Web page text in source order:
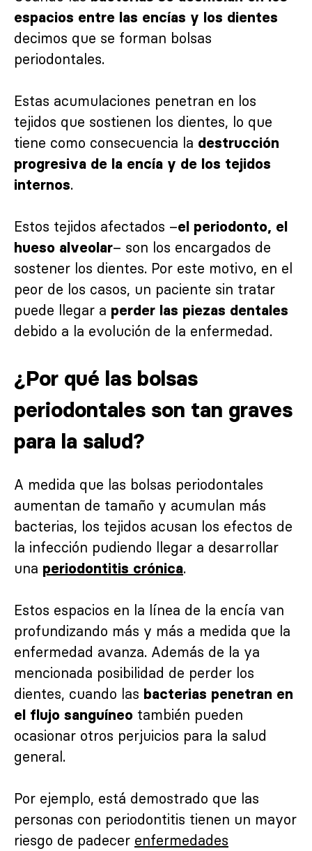
espacios entre las encías y los dientes
decimos que se forman bolsas
periodontales.
Estas acumulaciones penetran en los
tejidos que sostienen los dientes, lo que
tiene como consecuencia la destrucción
progresiva de la encía y de los tejidos
internos.
Estos tejidos afectados –el periodonto, el
hueso alveolar– son los encargados de
sostener los dientes. Por este motivo, en el
peor de los casos, un paciente sin tratar
puede llegar a perder las piezas dentales
debido a la evolución de la enfermedad.
¿Por qué las bolsas
periodontales son tan graves
para la salud?
A medida que las bolsas periodontales
aumentan de tamaño y acumulan más
bacterias, los tejidos acusan los efectos de
la infección pudiendo llegar a desarrollar
una periodontitis crónica.
Estos espacios en la línea de la encía van
profundizando más y más a medida que la
enfermedad avanza. Además de la ya
mencionada posibilidad de perder los
dientes, cuando las bacterias penetran en
el flujo sanguíneo también pueden
ocasionar otros perjuicios para la salud
general.
Por ejemplo, está demostrado que las
personas con periodontitis tienen un mayor
riesgo de padecer enfermedades